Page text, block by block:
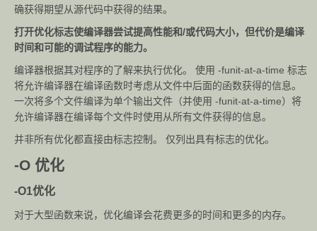
-O 或 -
O1
-O3 比 -O2 更进一步优化，包括 inline 函数。
-shared 生成共享目标文件。通常用在建立共享库时。
-static 禁止使用共享连接。
-
UMAC
RO
确获得期望从源代码中获得的结果。
打开优化标志使编译器尝试提高性能和/或代码大小，但代价是编译
时间和可能的调试程序的能力。
编译器根据其对程序的了解来执行优化。 使用 -funit-at-a-time 标志
将允许编译器在编译函数时考虑从文件中后面的函数获得的信息。
一次将多个文件编译为单个输出文件（并使用 -funit-at-a-time）将
允许编译器在编译每个文件时使用从所有文件获得的信息。
并非所有优化都直接由标志控制。 仅列出具有标志的优化。
-O 优化
-O1优化
对于大型函数来说，优化编译会花费更多的时间和更多的内存。